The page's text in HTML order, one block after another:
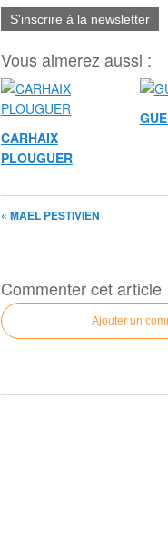
S'inscrire à la newsletter
Vous aimerez aussi :
CARHAIX
PLOUGUER
« MAEL PESTIVIEN
Commenter cet article
Ajouter un